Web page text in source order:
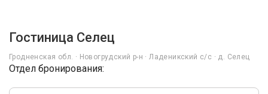
Гостиница Селец
Гродненская обл. · Новогрудский р-н · Ладеникский с/с · д. Селец
Отдел бронирования: